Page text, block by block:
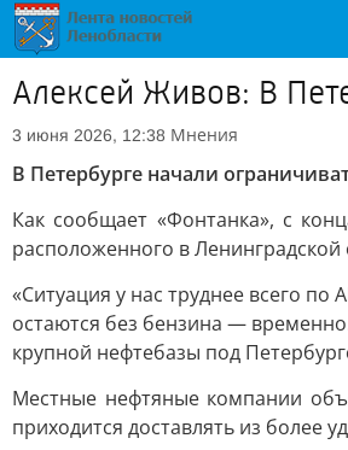
Алексей Живов: В
3 июня 2026, 12:38 Мнения
В Петербурге начали
Как сообщает «Фонтанка», с
расположенного в
«Ситуация у нас труднее всего
остаются без бензина —
крупной нефтебазы под
Местные нефтяные компании
приходится доставлять из более